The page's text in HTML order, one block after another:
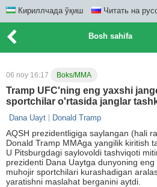
Кириллчада ўқиш Читать на
Bosh sahifa
06 noy 16:17 Boks/MMA
Tramp UFC'ning eng yaxshi
sportchilar o'rtasida janglar
Dana Uayt Donald Tramp
AQSH prezidentligiga saylangan (hali
Donald Tramp MMAga yangilik kiritish
U Pitsburgdagi saylovoldi tashviqoti
prezidenti Dana Uaytga dunyoning
muhojir sportchilari kurashadigan
yaratishni maslahat berganini aytdi.